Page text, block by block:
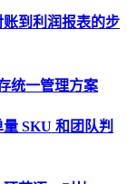
到利润报表的步
统一管理方案
SKU 和团队判